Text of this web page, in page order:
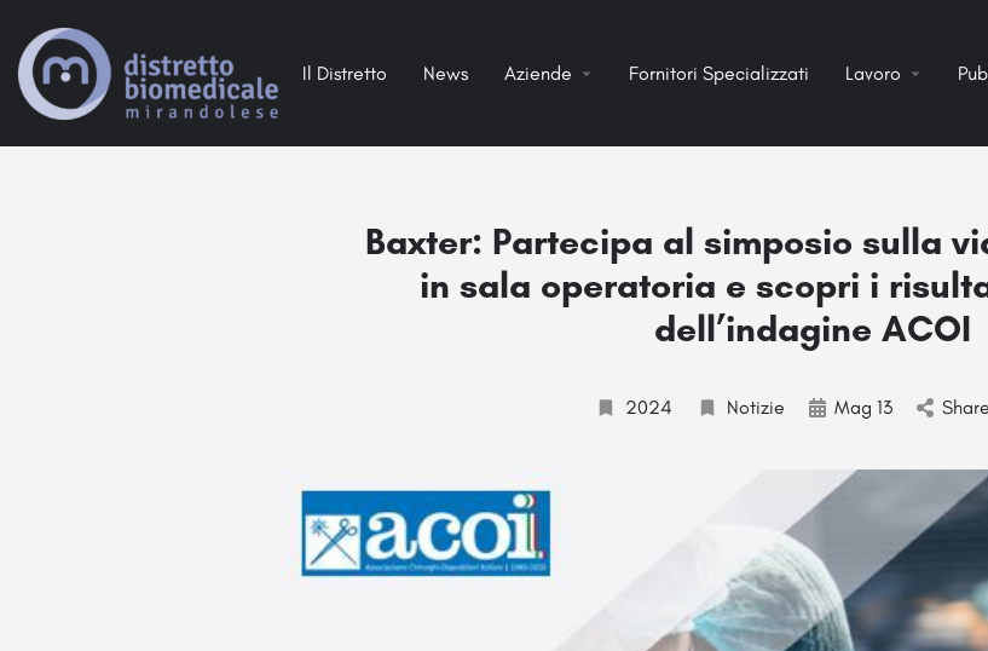
Il Distretto News Aziende Fornitori Specializzati Lavoro
Baxter: Partecipa al simposio sulla
in sala operatoria e scopri i
dell’indagine ACOI
2024 Notizie Mag 13